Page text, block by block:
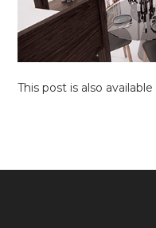
This post is also available